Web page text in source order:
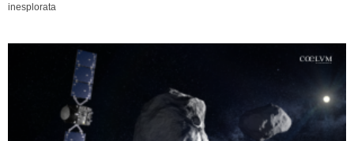
inesplorata